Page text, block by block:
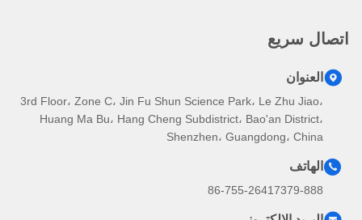
اتصال سريع
العنوان
3rd Floor، Zone C، Jin Fu Shun Science Park، Le Zhu Jiao،
Huang Ma Bu، Hang Cheng Subdistrict، Bao'an District،
Shenzhen، Guangdong، China
الهاتف
86-755-26417379-888